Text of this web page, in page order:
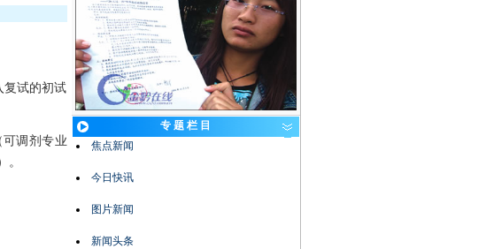
试的初试
调剂专业
专 题 栏 目
焦点新闻
今日快讯
图片新闻
新闻头条